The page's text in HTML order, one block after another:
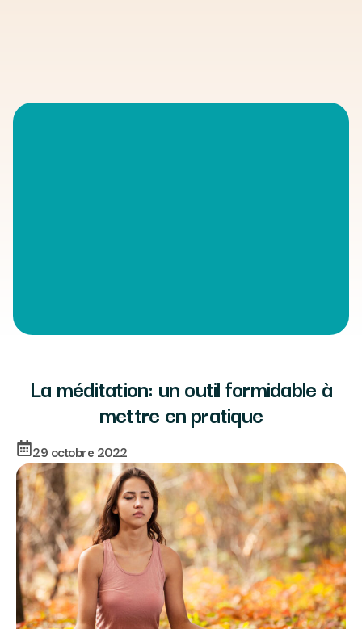
La méditation: un outil formidable à
mettre en pratique
29 octobre 2022